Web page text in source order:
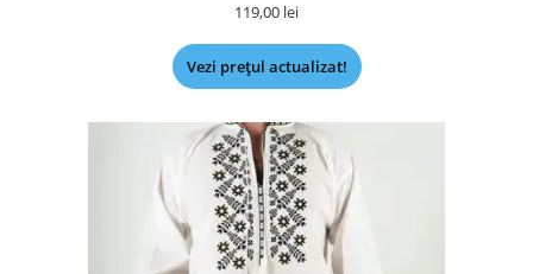
119,00 lei
Vezi prețul actualizat!